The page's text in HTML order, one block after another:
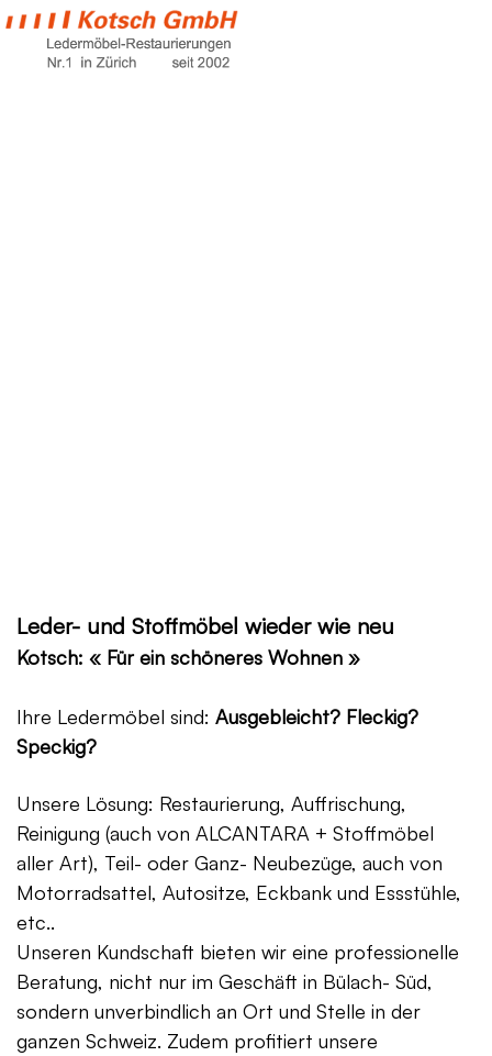
Leder- und Stoffmöbel wieder wie neu
Kotsch: « Für ein schöneres Wohnen »
Ihre Ledermöbel sind: Ausgebleicht? Fleckig?
Speckig?
Unsere Lösung: Restaurierung, Auffrischung,
Reinigung (auch von ALCANTARA + Stoffmöbel
aller Art), Teil- oder Ganz- Neubezüge, auch von
Motorradsattel, Autositze, Eckbank und Essstühle,
etc..
Unseren Kundschaft bieten wir eine professionelle
Beratung, nicht nur im Geschäft in Bülach- Süd,
sondern unverbindlich an Ort und Stelle in der
ganzen Schweiz. Zudem profitiert unsere